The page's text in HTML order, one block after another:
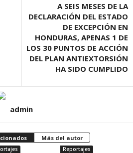
A SEIS MESES DE LA
DECLARACIÓN DEL ESTADO
DE EXCEPCIÓN EN
HONDURAS, APENAS 1 DE
LOS 30 PUNTOS DE ACCIÓN
DEL PLAN ANTIEXTORSIÓN
HA SIDO CUMPLIDO
admin
Más del autor
Reportajes